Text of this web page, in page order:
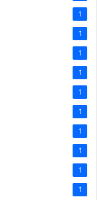
1
1
1
1
1
1
1
1
1
1